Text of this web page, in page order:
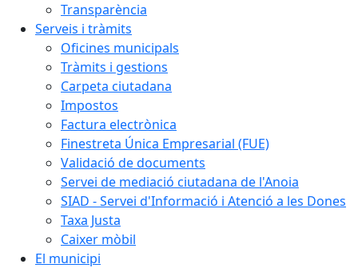
Transparència
Serveis i tràmits
Oficines municipals
Tràmits i gestions
Carpeta ciutadana
Impostos
Factura electrònica
Finestreta Única Empresarial (FUE)
Validació de documents
Servei de mediació ciutadana de l'Anoia
SIAD - Servei d'Informació i Atenció a les Dones
Taxa Justa
Caixer mòbil
El municipi